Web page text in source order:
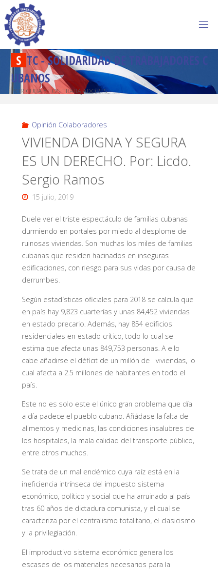
S TC-SOLIDARIDADD R A BAJADORES C
U BANOS
POR CUBA Y LOS TRABAJADORES
Opinión Colaboradores
VIVIENDA DIGNA Y SEGURA
ES UN DERECHO. Por: Licdo.
Sergio Ramos
15 julio, 2019
Duele ver el triste espectáculo de familias cubanas
durmiendo en portales por miedo al desplome de
ruinosas viviendas. Son muchas los miles de familias
cubanas que residen hacinados en inseguras
edificaciones, con riesgo para sus vidas por causa de
derrumbes.
Según estadísticas oficiales para 2018 se calcula que
en país hay 9,823 cuarterías y unas 84,452 viviendas
en estado precario. Además, hay 854 edificios
residenciales en estado crítico, todo lo cual se
estima que afecta unas 849,753 personas. A ello
cabe añadirse el déficit de un millón de viviendas, lo
cual afecta a 2.5 millones de habitantes en todo el
país.
Este no es solo este el único gran problema que día
a día padece el pueblo cubano. Añádase la falta de
alimentos y medicinas, las condiciones insalubres de
los hospitales, la mala calidad del transporte público,
entre otros muchos.
Se trata de un mal endémico cuya raíz está en la
ineficiencia intrínseca del impuesto sistema
económico, político y social que ha arruinado al país
tras 60 años de dictadura comunista, y el cual se
caracteriza por el centralismo totalitario, el clasicismo
y la privilegiación.
El improductivo sistema económico genera los
escases de los materiales necesarios para la